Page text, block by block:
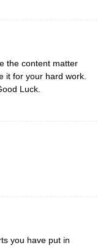
the content matter
it for your hard work.
Luck.
you have put in